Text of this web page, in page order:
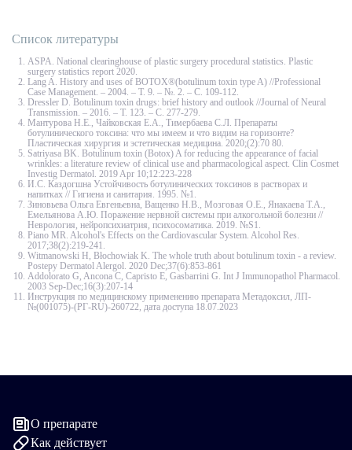
Список литературы
ASPA. National clearinghouse of plastic surgery procedural statistics. Plastic
surgery statistics report 2020.
Lang A. History and uses of BOTOX®(botulinum toxin type A) //Professional
Case Management. – 2004. – Т. 9. – №. 2. – С. 109-112.
Dressler D. Botulinum toxin drugs: brief history and outlook //Journal of Neural
Transmission. – 2016. – Т. 123. – С. 277-279.
Мантурова Н.Е., Чайковская Е.А., Тимербаева С.Л. Препараты
ботулинического токсина: что мы имеем и что видим на горизонте?
Пластическая хирургия и эстетическая медицина. 2020;(2):70 80.
Satriyasa BK. Botulinum toxin (Botox) A for reducing the appearance of facial
wrinkles: a literature review of clinical use and pharmacological aspect. Clin Cosmet
Investig Dermatol. 2019 Apr 10;12:223-228
И.С. Каздогшна Устойчивость ботулинических токсинов в растворах и
напитках // Гигиена и санитария. 1995. №1.
Зиновьева Ольга Евгеньевна, Ващенко Н.В., Мозговая О.Е., Янакаева Т.А.,
Емельянова А.Ю. Поражение нервной системы при алкогольной болезни //
Неврология, нейропсихиатрия, психосоматика. 2019. №S1.
Piano MR. Alcohol's Effects on the Cardiovascular System. Alcohol Res.
2017;38(2):219-241.
Witmanowski H, Błochowiak K. The whole truth about botulinum toxin - a review.
Postepy Dermatol Alergol. 2020 Dec;37(6):853-861
Addolorato G, Ancona C, Capristo E, Gasbarrini G. Int J Immunopathol Pharmacol.
2003 Sep-Dec;16(3):207-14
Инструкция по медицинскому применению препарата Метадоксил, ЛП-
№(001075)-(РГ-RU)-260722, дата доступа 18.07.2023
О препарате
Как действует